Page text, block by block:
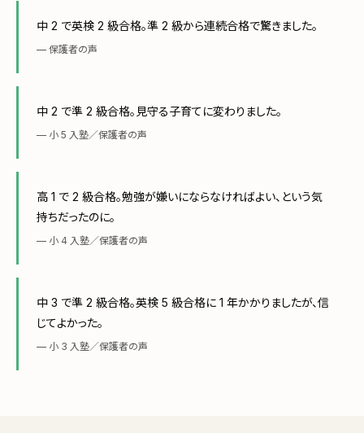
中 2 で英検 2 級合格。準 2 級から連続合格で驚きました。
— 保護者の声
中 2 で準 2 級合格。見守る子育てに変わりました。
— 小 5 入塾／保護者の声
高 1 で 2 級合格。勉強が嫌いにならなければよい、という気
持ちだったのに。
— 小 4 入塾／保護者の声
中 3 で準 2 級合格。英検 5 級合格に 1 年かかりましたが、信
じてよかった。
— 小 3 入塾／保護者の声